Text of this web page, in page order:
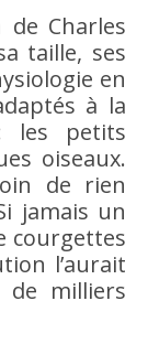
de Charles
taille, ses
en
à la
les petits
oiseaux.
de rien
jamais un
courgettes
l’aurait
de milliers